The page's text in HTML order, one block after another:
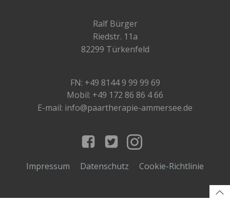
Ralf Bürger
Riedstr. 11a
82299 Türkenfeld
FN: +49 8144 9 99 99 69
Mobil: +49 172 86 86 4 66
E-mail: info@paartherapie-ammersee.de
Impressum Datenschutz Cookie-Richtlinie